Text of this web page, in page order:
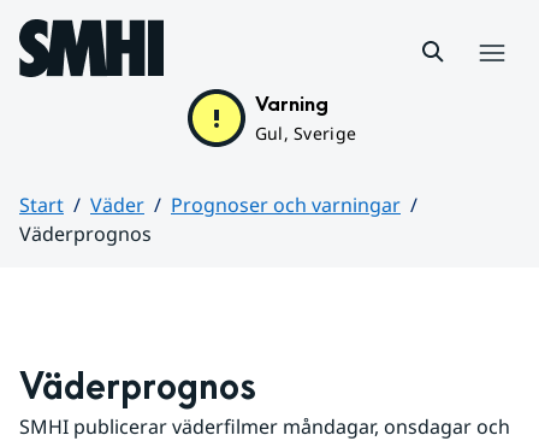
Hoppa till sidans innehåll
Varning
Gul, Sverige
Start Väder
Prognoser och varningar
Väderprognos
Väderprognos
SMHI publicerar väderfilmer måndagar, onsdagar och